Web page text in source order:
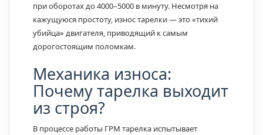
при оборотах до 4000–5000 в минуту. Несмотря на
кажущуюся простоту, износ тарелки — это «тихий
убийца» двигателя, приводящий к самым
дорогостоящим поломкам.
Механика износа:
Почему тарелка выходит
из строя?
В процессе работы ГРМ тарелка испытывает